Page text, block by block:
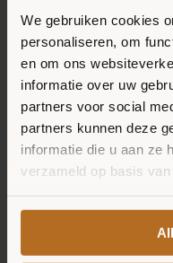
We gebruiken cookies
personaliseren, om
en om ons
informatie over uw
partners voor social
partners kunnen deze
informatie die u aan ze
verzameld op basis
Verdeel
stukken
de
minuten
Meng in
olijfolie,
chiliflakes.